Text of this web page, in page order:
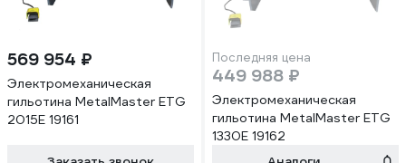
569 954 ₽
Электромеханическая
гильотина MetalMaster ETG
2015E 19161
Последняя цена
449 988 ₽
Электромеханическая
гильотина MetalMaster ETG
1330E 19162